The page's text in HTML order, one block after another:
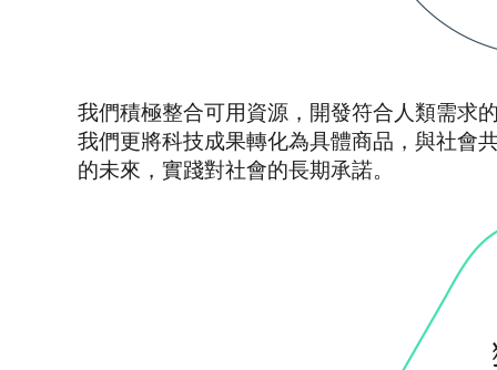
我們積極整合可用資源，開發符合人類需求
我們更將科技成果轉化為具體商品，與社會
的未來，實踐對社會的長期承諾。